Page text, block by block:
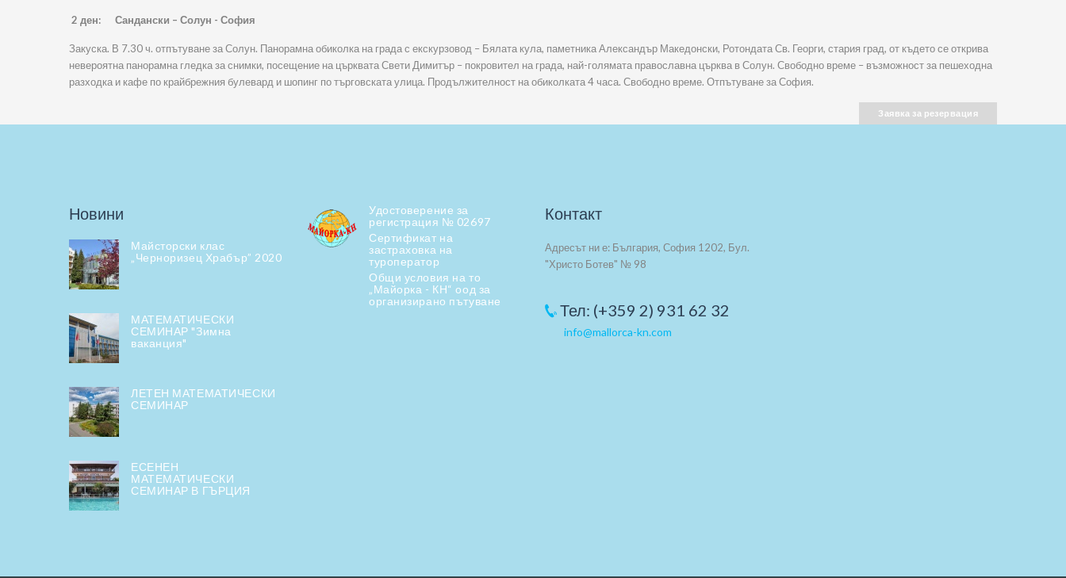
2 ден: Сандански – Солун - София
Закуска. В 7.30 ч. отпътуване за Солун. Панорамна обиколка на града с екскурзовод – Бялата кула, паметника Александър Македонски, Ротондата Св. Георги, стария град, от където се открива
невероятна панорамна гледка за снимки, посещение на църквата Свети Димитър – покровител на града, най-голямата православна църква в Солун. Свободно време – възможност за пешеходна
разходка и кафе по крайбрежния булевард и шопинг по търговската улица. Продължителност на обиколката 4 часа. Свободно време. Отпътуване за София.
Заявка за резервация
Новини
Майсторски клас
„Черноризец Храбър” 2020
МАТЕМАТИЧЕСКИ
СЕМИНАР "Зимна
ваканция"
ЛЕТЕН МАТЕМАТИЧЕСКИ
СЕМИНАР
ЕСЕНЕН
МАТЕМАТИЧЕСКИ
СЕМИНАР В ГЪРЦИЯ
Удостоверение за
регистрация № 02697
Сертификат на
застраховка на
туроператор
Общи условия на то
„Майорка - КН“ оод за
организирано пътуване
Контакт
Адресът ни е: България, София 1202, Бул.
"Христо Ботев" № 98
Тел: (+359 2) 931 62 32
info@mallorca-kn.com